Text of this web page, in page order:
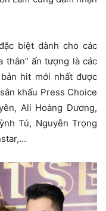
biệt dành cho các
thân” ấn tượng là các
hit mới nhất được
khấu Press Choice
Ali Hoàng Dương,
Tú, Nguyễn Trọng